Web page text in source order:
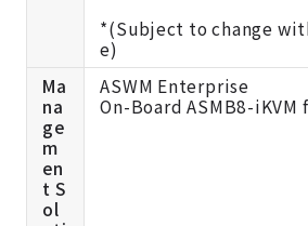
*(Subject to change
e)
Ma
na
ge
m
en
t S
ol
ASWM Enterprise
On-Board ASMB8-iKVM